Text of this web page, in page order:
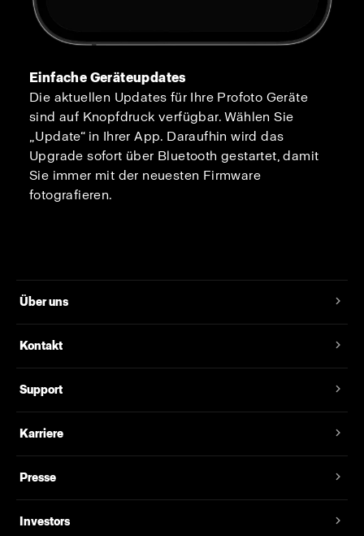
Einfache Geräteupdates
Die aktuellen Updates für Ihre Profoto Geräte
sind auf Knopfdruck verfügbar. Wählen Sie
„Update“ in Ihrer App. Daraufhin wird das
Upgrade sofort über Bluetooth gestartet, damit
Sie immer mit der neuesten Firmware
fotografieren.
Über uns
Kontakt
Support
Karriere
Presse
Investors